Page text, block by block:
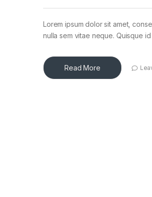
Lorem ipsum dolor sit amet,
nulla sem vitae neque. Quisque
Read More